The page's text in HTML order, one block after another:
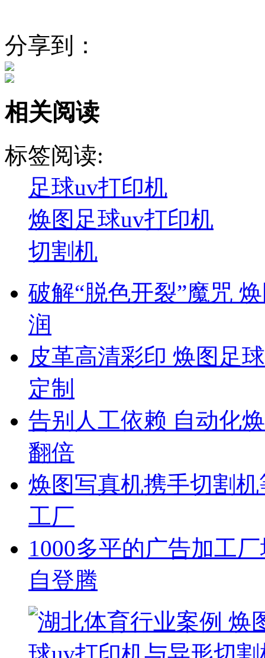
分享到：
相关阅读
标签阅读:
足球uv打印机
焕图足球uv打印机
切割机
破解“脱色开裂”魔咒
润
皮革高清彩印 焕图足
定制
告别人工依赖 自动化
翻倍
焕图写真机携手切割
工厂
1000多平的广告加工
自登腾